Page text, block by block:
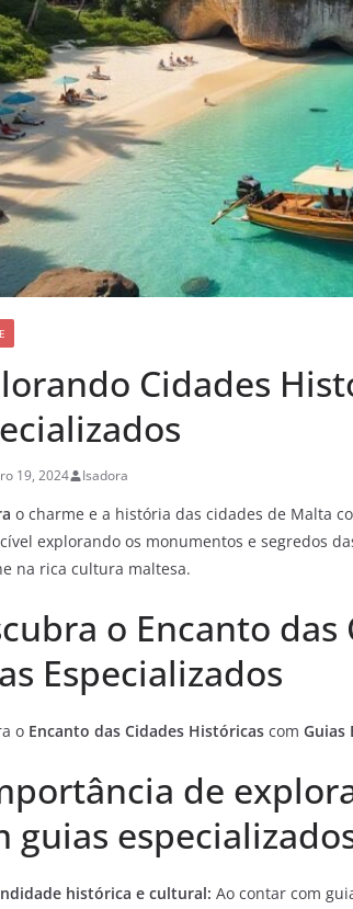
Cidades
19, 2024 Isadora
o charme e a história das cidades de Malta
explorando os monumentos e segredos
na rica cultura maltesa.
o Encanto
Especializados
o Encanto das Cidades Históricas com Guias
de
guias
histórica e cultural: Ao contar com